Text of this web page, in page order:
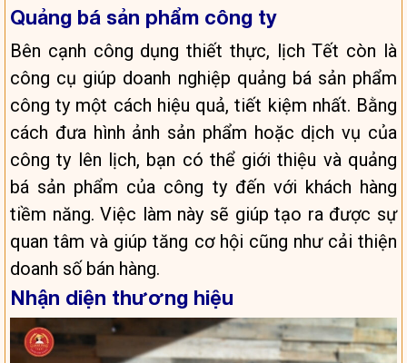
Quảng bá sản phẩm công ty
Bên cạnh công dụng thiết thực, lịch Tết còn là
công cụ giúp doanh nghiệp quảng bá sản phẩm
công ty một cách hiệu quả, tiết kiệm nhất. Bằng
cách đưa hình ảnh sản phẩm hoặc dịch vụ của
công ty lên lịch, bạn có thể giới thiệu và quảng
bá sản phẩm của công ty đến với khách hàng
tiềm năng. Việc làm này sẽ giúp tạo ra được sự
quan tâm và giúp tăng cơ hội cũng như cải thiện
doanh số bán hàng.
Nhận diện thương hiệu